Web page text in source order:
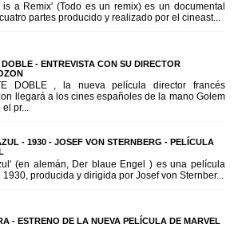
is a Remix' (Todo es un remix) es un documental
partes producido y realizado por el cineast...
- ENTREVISTA CON SU DIRECTOR
DOBLE , la nueva película director francés
llegará a los cines españoles de la mano Golem
el pr...
- 1930 - JOSEF VON STERNBERG - PELÍCULA
(en alemán, Der blaue Engel ) es una película
producida y dirigida por Josef von Sternber...
- ESTRENO DE LA NUEVA PELÍCULA DE MARVEL